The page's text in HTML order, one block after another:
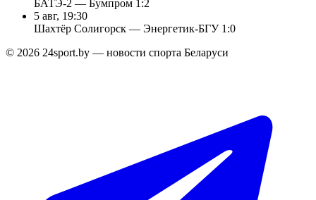
БАТЭ-2 — Бумпром 1:2
5 авг, 19:30
Шахтёр Солигорск — Энергетик-БГУ 1:0
© 2026 24sport.by — новости спорта Беларуси